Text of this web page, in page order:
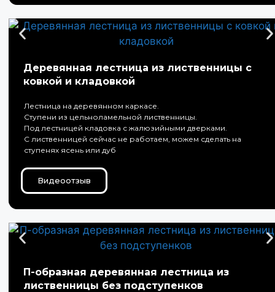
Деревянная лестница из лиственницы с
ковкой и кладовкой
Лестница на деревянном каркасе.
Ступени из цельноламельной лиственницы.
Под лестницей кладовка с жалюзийными дверками.
С лиственницей сейчас не работаем, можем сделать на
ступенях ясень или дуб
Видеоотзыв
П-образная деревянная лестница из
лиственницы без подступенков